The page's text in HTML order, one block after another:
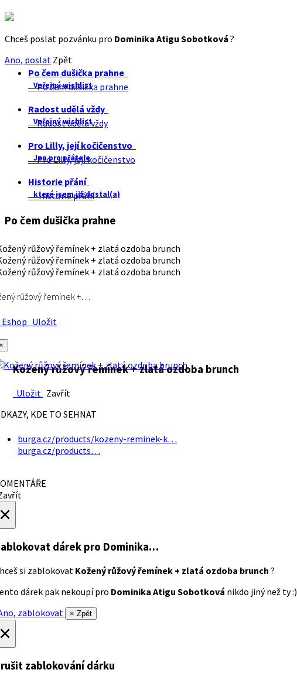
Chceš poslat pozvánku pro Dominika Atigu Sobotková ?
Ano, poslat Zpět
Po čem dušička prahne
Veřejný wishlist
Po čem dušička prahne
Radost udělá vždy
Veřejný wishlist
Radost udělá vždy
Pro Lilly, její kočičenstvo
Jen pro přátele
Pro Lilly, její kočičenstvo
Historie přání
které jsem již dostal(a)
Historie přání
Po čem dušička prahne
růžový řemínek +…
Uložit
Kožený růžový řemínek + zlatá ozdoba brunch
Uložit Zavřít
KDE TO SEHNAT
burga.cz/products/kozeny-reminek-k…
burga.cz/products…
dárek pro Dominika…
si zablokovat Kožený růžový řemínek + zlatá ozdoba brunch ?
dárek pak nekoupí pro Dominika Atigu Sobotková nikdo jiný než ty :)
zablokovat
× Zpět
zablokování dárku